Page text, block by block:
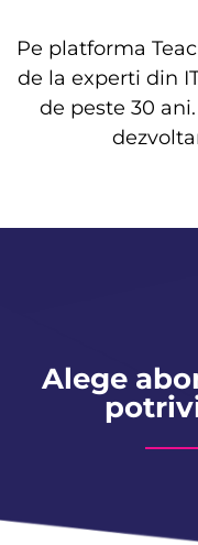
Pe platforma
de la experti din
de peste 30
Alege